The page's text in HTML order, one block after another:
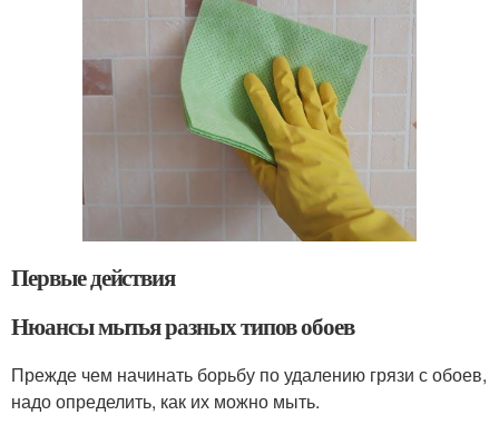
Первые действия
Нюансы мытья разных типов обоев
Прежде чем начинать борьбу по удалению грязи с обоев,
надо определить, как их можно мыть.